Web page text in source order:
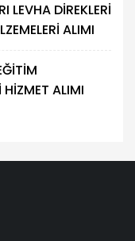
LEVHA DİREKLERİ
ALIMI
ALIMI